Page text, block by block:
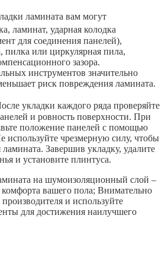
ламината вам могут
ламинат, ударная колодка
для соединения панелей),
пилка или циркулярная пила,
зазора.
инструментов значительно
риск повреждения ламината.
укладки каждого ряда проверяйте
и ровность поверхности. При
положение панелей с помощью
используйте чрезмерную силу, чтобы
Завершив укладку, удалите
и установите плинтуса.
на шумоизоляционный слой –
комфорта вашего пола; Внимательно
и используйте
для достижения наилучшего